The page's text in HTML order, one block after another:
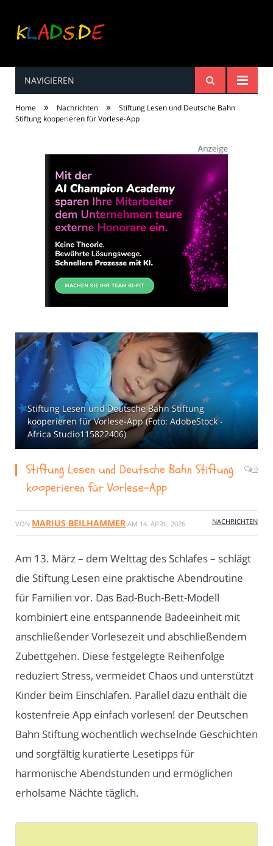
Kinderreime, Spiele,
Spaß ...
NAVIGIEREN
Home » Nachrichten »
Stiftung Lesen und Deutsche Bahn
Stiftung kooperieren für Vorlese-App
Stiftung Lesen und Deutsche Bahn Stiftung
kooperieren für Vorlese-App (Foto: AdobeStock -
Africa Studio115822406)
Stiftung Lesen und Deutsche Bahn Stiftung
kooperieren für Vorlese-App
0
VON MARIUS BEILHAMMER AM 14. APRIL 2026 NACHRICHTEN
Am 13. März – dem Welttag des Schlafes – schlägt
die Stiftung Lesen eine praktische Abendroutine
für Familien vor. Das Bad-Buch-Bett-Modell
kombiniert eine entspannende Badeeinheit mit
anschließender Vorlesezeit und abschließendem
Zubettgehen. Diese festgelegte Reihenfolge
reduziert Stress, vermeidet Chaos und unterstützt
Kinder beim Einschlafen. Parallel dazu enthält die
kostenfreie App einfach vorlesen! der Deutschen
Bahn Stiftung wöchentlich wechselnde Geschichten
und sorgfältig kuratierte Lesetipps für
harmonische Abendstunden und ermöglichen
erholsame Nächte täglich.